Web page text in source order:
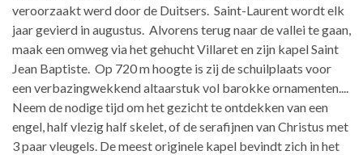
veroorzaakt werd door de Duitsers. Saint-Laurent wordt elk
jaar gevierd in augustus. Alvorens terug naar de vallei te gaan,
maak een omweg via het gehucht Villaret en zijn kapel Saint
Jean Baptiste. Op 720 m hoogte is zij de schuilplaats voor
een verbazingwekkend altaarstuk vol barokke ornamenten....
Neem de nodige tijd om het gezicht te ontdekken van een
engel, half vlezig half skelet, of de serafijnen van Christus met
3 paar vleugels. De meest originele kapel bevindt zich in het